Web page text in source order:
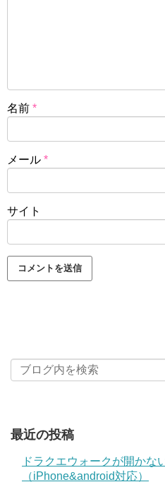
名前 *
メール *
サイト
最近の投稿
ドラクエウォークが開かな
（iPhone&android対応）